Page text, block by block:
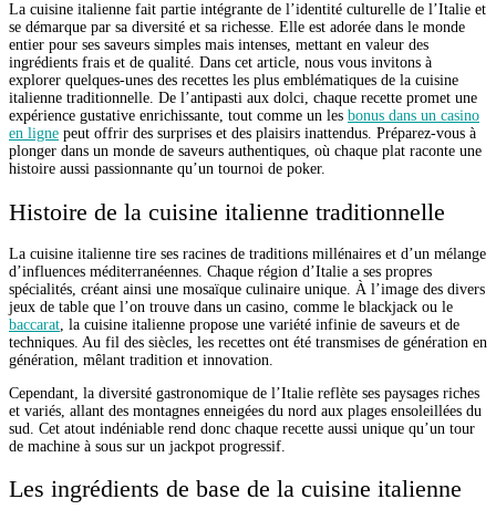
La cuisine italienne fait partie intégrante de l’identité culturelle de l’Italie et
se démarque par sa diversité et sa richesse. Elle est adorée dans le monde
entier pour ses saveurs simples mais intenses, mettant en valeur des
ingrédients frais et de qualité. Dans cet article, nous vous invitons à
explorer quelques-unes des recettes les plus emblématiques de la cuisine
italienne traditionnelle. De l’antipasti aux dolci, chaque recette promet une
expérience gustative enrichissante, tout comme un les bonus dans un casino
en ligne peut offrir des surprises et des plaisirs inattendus. Préparez-vous à
plonger dans un monde de saveurs authentiques, où chaque plat raconte une
histoire aussi passionnante qu’un tournoi de poker.
Histoire de la cuisine italienne traditionnelle
La cuisine italienne tire ses racines de traditions millénaires et d’un mélange
d’influences méditerranéennes. Chaque région d’Italie a ses propres
spécialités, créant ainsi une mosaïque culinaire unique. À l’image des divers
jeux de table que l’on trouve dans un casino, comme le blackjack ou le
baccarat , la cuisine italienne propose une variété infinie de saveurs et de
techniques. Au fil des siècles, les recettes ont été transmises de génération en
génération, mêlant tradition et innovation.
Cependant, la diversité gastronomique de l’Italie reflète ses paysages riches
et variés, allant des montagnes enneigées du nord aux plages ensoleillées du
sud. Cet atout indéniable rend donc chaque recette aussi unique qu’un tour
de machine à sous sur un jackpot progressif.
Les ingrédients de base de la cuisine italienne